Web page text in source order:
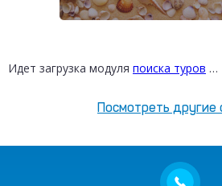
Идет загрузка модуля поиска туров …
Посмотреть другие